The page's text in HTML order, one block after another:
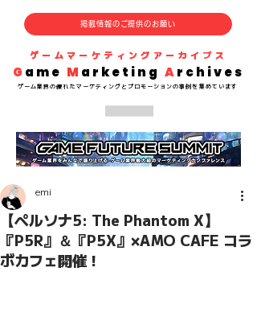
G ame M arketing Archives
​ゲーム業界の優れた マーケティングとプロモーションの事例を集めています
掲載情報のご提供のお願い
​ゲームマーケティングアーカイブス
【ペルソナ5: The Phantom X】
『P5R』＆『P5X』×AMO CAFE コラ
ボカフェ開催！
emi